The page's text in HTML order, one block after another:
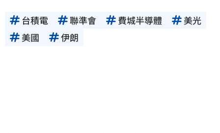
台積電 聯準會 費城半導體
美光
美國
伊朗